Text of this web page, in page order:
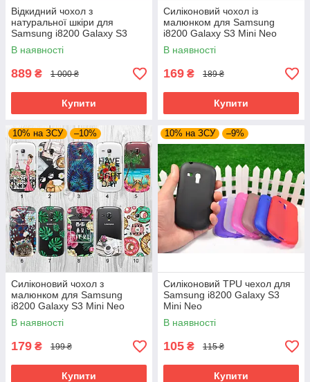
Відкидний чохол з
натуральної шкіри для
Samsung i8200 Galaxy S3
Mini Neo
В наявності
889 ₴ 1 000 ₴
Купити
Силіконовий чохол із
малюнком для Samsung
i8200 Galaxy S3 Mini Neo
В наявності
169 ₴ 189 ₴
Купити
10% на ЗСУ –10%
Силіконовий чохол з
малюнком для Samsung
i8200 Galaxy S3 Mini Neo
(new collection)
В наявності
179 ₴ 199 ₴
Купити
10% на ЗСУ –9%
Силіконовий TPU чехол для
Samsung i8200 Galaxy S3
Mini Neo
В наявності
105 ₴ 115 ₴
Купити